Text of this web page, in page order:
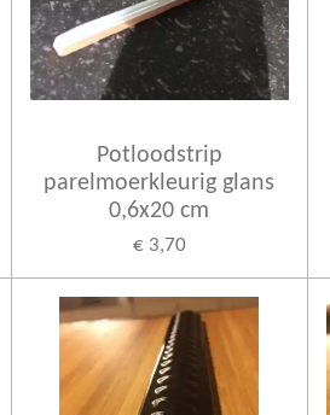
Potloodstrip
parelmoerkleurig glans
0,6x20 cm
€ 3,70